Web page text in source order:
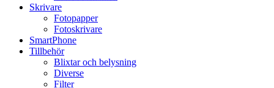
Skrivare
Fotopapper
Fotoskrivare
SmartPhone
Tillbehör
Blixtar och belysning
Diverse
Filter